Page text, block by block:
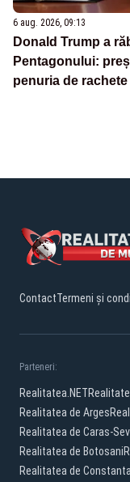
6 aug. 2026, 09:13
Donald Trump a
Pentagonului:
penuria de rachete
ContactTermeni și
Parteneri:
Realitatea.NET
Realitatea de Arges
Realitatea de Caras-
Realitatea de Botosani
Realitatea de Constanta